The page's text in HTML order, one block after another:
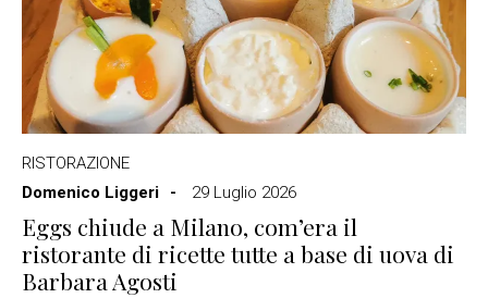
RISTORAZIONE
Domenico Liggeri
29 Luglio 2026
Eggs chiude a Milano, com’era il
ristorante di ricette tutte a base di uova di
Barbara Agosti